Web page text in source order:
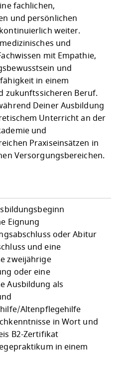
fachlichen,
und persönlichen
weiter.
und
mit Empathie,
und
in einem
zukunftssicheren Beruf.
Deiner Ausbildung
Unterricht an der
und
Praxiseinsätzen in
Versorgungsbereichen.
Eignung
oder Abitur
und eine
zweijährige
oder eine
Ausbildung als
Altenpflegehilfe
in Wort und
B2-Zertifikat
in einem